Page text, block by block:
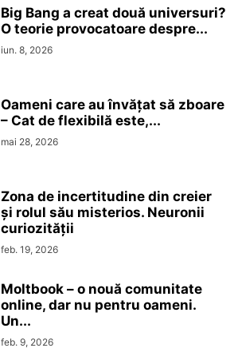
Big Bang a creat două universuri?
O teorie provocatoare despre...
iun. 8, 2026
Oameni care au învățat să zboare
– Cat de flexibilă este,...
mai 28, 2026
Zona de incertitudine din creier
şi rolul său misterios. Neuronii
curiozităţii
feb. 19, 2026
Moltbook – o nouă comunitate
online, dar nu pentru oameni.
Un...
feb. 9, 2026